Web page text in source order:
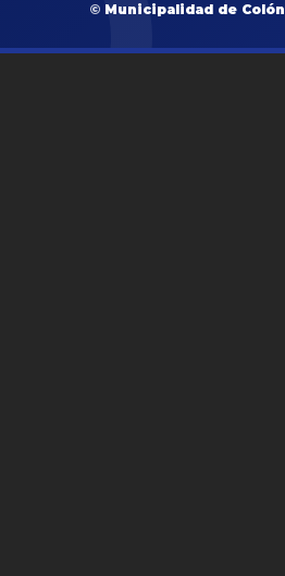
© Municipalidad de Colón